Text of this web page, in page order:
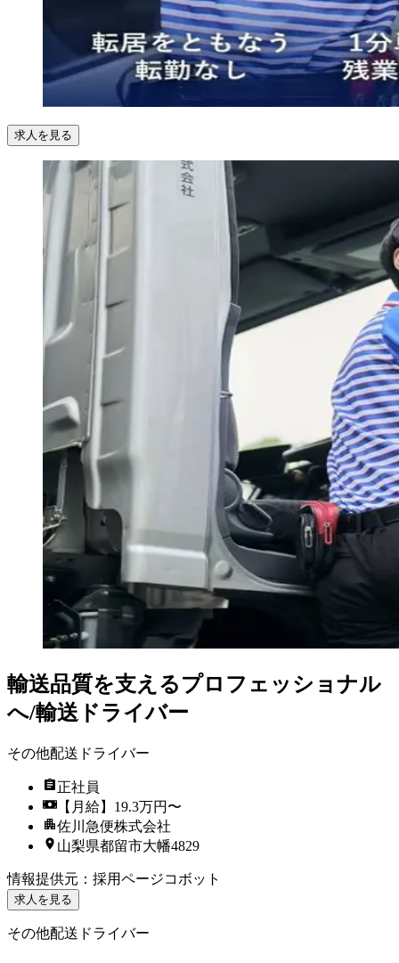
求人を見る
輸送品質を支えるプロフェッショナル
へ/輸送ドライバー
その他配送ドライバー
正社員
【月給】19.3万円〜
佐川急便株式会社
山梨県都留市大幡4829
情報提供元 ： 採用ページコボット
求人を見る
その他配送ドライバー